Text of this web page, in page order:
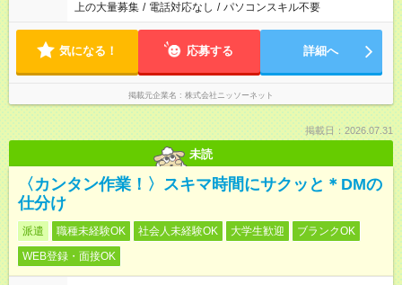
上の大量募集 / 電話対応なし / パソコンスキル不要
気になる！ 応募する 詳細へ
掲載元企業名 株式会社ニッソーネット
掲載日：2026.07.31
未読
〈カンタン作業！〉スキマ時間にサクッと＊DMの
仕分け
派遣 職種未経験OK 社会人未経験OK 大学生歓迎
ブランクOK
WEB登録・面接OK